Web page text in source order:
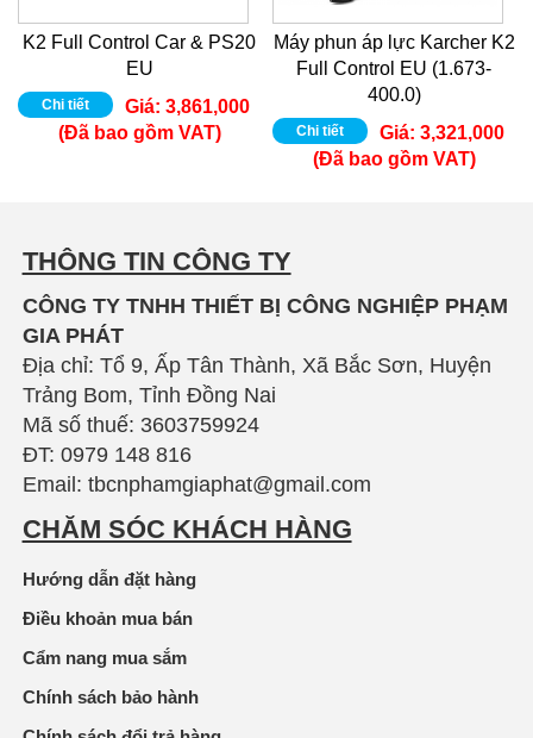
K2 Full Control Car & PS20
EU
Chi tiết Giá: 3,861,000
(Đã bao gồm VAT)
Máy phun áp lực Karcher K2
Full Control EU (1.673-
400.0)
Chi tiết Giá: 3,321,000
(Đã bao gồm VAT)
THÔNG TIN CÔNG TY
CÔNG TY TNHH THIẾT BỊ CÔNG NGHIỆP PHẠM
GIA PHÁT
Địa chỉ: Tổ 9, Ấp Tân Thành, Xã Bắc Sơn, Huyện
Trảng Bom, Tỉnh Đồng Nai
Mã số thuế: 3603759924
ĐT: 0979 148 816
Email: tbcnphamgiaphat@gmail.com
CHĂM SÓC KHÁCH HÀNG
Hướng dẫn đặt hàng
Điều khoản mua bán
Cẩm nang mua sắm
Chính sách bảo hành